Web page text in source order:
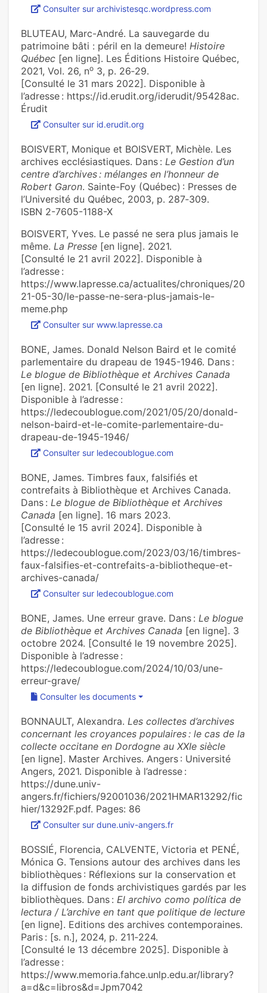
Consulter sur archivistesqc.wordpress.com
BLUTEAU, Marc-André. La sauvegarde du
patrimoine bâti : péril en la demeure! Histoire
Québec [en ligne]. Les Éditions Histoire Québec,
2021, Vol. 26, no 3, p. 26‑29.
[Consulté le 31 mars 2022]. Disponible à
l’adresse : https://id.erudit.org/iderudit/95428ac.
Érudit
Consulter sur id.erudit.org
BOISVERT, Monique et BOISVERT, Michèle. Les
archives ecclésiastiques. Dans : Le Gestion d’un
centre d’archives : mélanges en l’honneur de
Robert Garon. Sainte-Foy (Québec) : Presses de
l’Université du Québec, 2003, p. 287‑309.
ISBN 2-7605-1188-X
BOISVERT, Yves. Le passé ne sera plus jamais le
même. La Presse [en ligne]. 2021.
[Consulté le 21 avril 2022]. Disponible à
l’adresse :
https://www.lapresse.ca/actualites/chroniques/20
21-05-30/le-passe-ne-sera-plus-jamais-le-
meme.php
Consulter sur www.lapresse.ca
BONE, James. Donald Nelson Baird et le comité
parlementaire du drapeau de 1945-1946. Dans :
Le blogue de Bibliothèque et Archives Canada
[en ligne]. 2021. [Consulté le 21 avril 2022].
Disponible à l’adresse :
https://ledecoublogue.com/2021/05/20/donald-
nelson-baird-et-le-comite-parlementaire-du-
drapeau-de-1945-1946/
Consulter sur ledecoublogue.com
BONE, James. Timbres faux, falsifiés et
contrefaits à Bibliothèque et Archives Canada.
Dans : Le blogue de Bibliothèque et Archives
Canada [en ligne]. 16 mars 2023.
[Consulté le 15 avril 2024]. Disponible à
l’adresse :
https://ledecoublogue.com/2023/03/16/timbres-
faux-falsifies-et-contrefaits-a-bibliotheque-et-
archives-canada/
Consulter sur ledecoublogue.com
BONE, James. Une erreur grave. Dans : Le blogue
de Bibliothèque et Archives Canada [en ligne]. 3
octobre 2024. [Consulté le 19 novembre 2025].
Disponible à l’adresse :
https://ledecoublogue.com/2024/10/03/une-
erreur-grave/
Consulter les documents
BONNAULT, Alexandra. Les collectes d’archives
concernant les croyances populaires : le cas de la
collecte occitane en Dordogne au XXIe siècle
[en ligne]. Master Archives. Angers : Université
Angers, 2021. Disponible à l’adresse :
https://dune.univ-
angers.fr/fichiers/92001036/2021HMAR13292/fic
hier/13292F.pdf. Pages: 86
Consulter sur dune.univ-angers.fr
BOSSIÉ, Florencia, CALVENTE, Victoria et PENÉ,
Mónica G. Tensions autour des archives dans les
bibliothèques : Réflexions sur la conservation et
la diffusion de fonds archivistiques gardés par les
bibliothèques. Dans : El archivo como política de
lectura / L’archive en tant que politique de lecture
[en ligne]. Editions des archives contemporaines.
Paris : [s. n.], 2024, p. 211‑224.
[Consulté le 13 décembre 2025]. Disponible à
l’adresse :
https://www.memoria.fahce.unlp.edu.ar/library?
a=d&c=libros&d=Jpm7042